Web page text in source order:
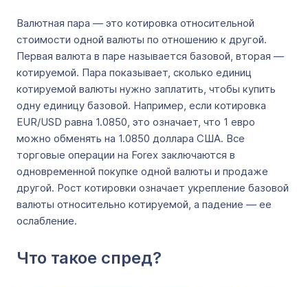
Валютная пара — это котировка относительной
стоимости одной валюты по отношению к другой.
Первая валюта в паре называется базовой, вторая —
котируемой. Пара показывает, сколько единиц
котируемой валюты нужно заплатить, чтобы купить
одну единицу базовой. Например, если котировка
EUR/USD равна 1.0850, это означает, что 1 евро
можно обменять на 1.0850 доллара США. Все
торговые операции на Forex заключаются в
одновременной покупке одной валюты и продаже
другой. Рост котировки означает укрепление базовой
валюты относительно котируемой, а падение — ее
ослабление.
Что такое спред?